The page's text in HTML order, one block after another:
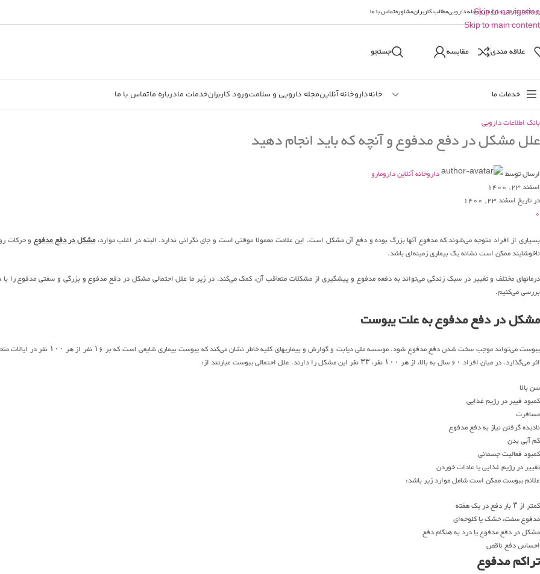
Skip to navigation
Skip to main content
اینترنتی دارومارومجله داروییمطالب کاربرانمشاورهتماس با ما
علاقه مندی مقایسه جستجو
خدمات ما خانهداروخانه آنلاینمجله دارویی و سلامتورود کاربرانخدمات مادرباره ماتماس با ما
بانک اطلاعات دارویی
علل مشکل در دفع مدفوع و آنچه که باید انجام دهید
ارسال توسط
داروخانه آنلاین دارومارو
اسفند 23, 1400
در تاریخ اسفند 23, 1400
0
بسیاری از افراد متوجه می‌شوند که مدفوع آنها بزرگ بوده و دفع آن مشکل است. این علامت معمولا موقتی است و جای نگرانی ندارد. البته در اغلب موارد،مشکل در دفع مدفوع و حرکات
ناخوشایند ممکن است نشانه یک بیماری زمینه‌ای باشد.
درمانهای مختلف و تغییر در سبک زندگی می‌تواند به دفعه مدفوع و پیشگیری از مشکلات متعاقب آن، کمک می‌کند. در زیر ما علل احتمالی مشکل در دفع مدفوع و بزرگی و سفتی مدفوع را
بررسی می‌کنیم.
مشکل در دفع مدفوع به علت یبوست
یبوست می‌تواند موجب سخت شدن دفع مدفوع شود. موسسه ملی دیابت و گوارش و بیماریهای کلیه خاطر نشان می‌کند که یبوست بیماری شایعی است که بر ۱۶
اثر می‌گذارد. در میان افراد ۶۰ سال به بالا، از هر ۱۰۰ نفر، ۳۳ نفر این مشکل را دارند. علل احتمالی یبوست عبارتند از:
سن بالا
کمبود فیبر در رژیم غذایی
مسافرت
نادیده گرفتن نیاز به دفع مدفوع
کم آبی بدن
کمبود فعالیت جسمانی
تغییر در رژیم غذایی یا عادات خوردن
علائم یبوست ممکن است شامل موارد زیر باشد:
کمتر از ۳ بار دفع در یک هفته
مدفوع سفت، خشک یا کلوخه‌ای
مشکل در دفع مدفوع یا درد به هنگام دفع
احساس دفع ناقص
تراکم مدفوع